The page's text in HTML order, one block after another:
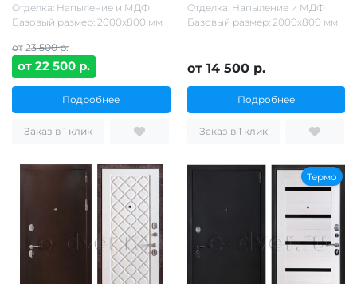
Отделка: Напыление и МДФ
Базовый размер: 2000х800 мм
от 23 500 р.
от 22 500 р.
Подробнее
Заказ в 1 клик
Отделка: Напыление и МДФ
Базовый размер: 2000х800 мм
от 14 500 р.
Подробнее
Заказ в 1 клик
Термо